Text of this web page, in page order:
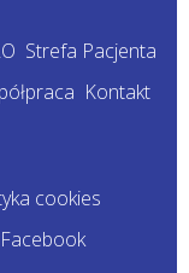
Strefa Pacjenta
Kontakt
cookies
Facebook